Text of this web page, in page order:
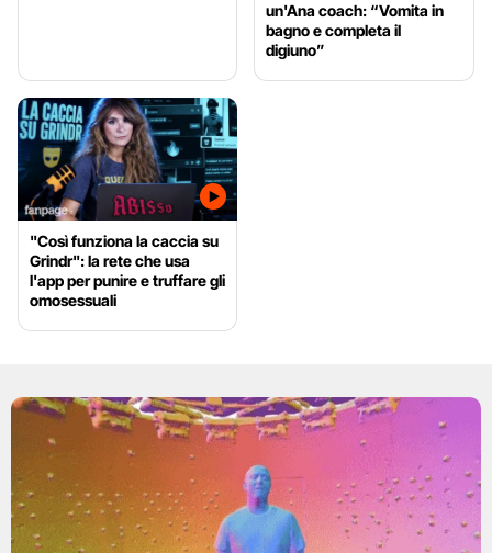
un'Ana coach: “Vomita in
bagno e completa il
digiuno”
"Così funziona la caccia su
Grindr": la rete che usa
l'app per punire e truffare gli
omosessuali